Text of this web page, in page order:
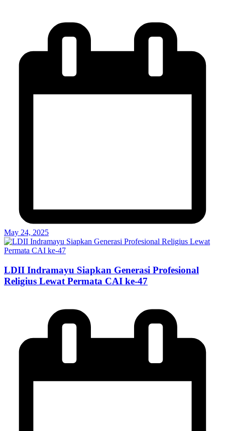
May 24, 2025
LDII Indramayu Siapkan Generasi Profesional
Religius Lewat Permata CAI ke-47